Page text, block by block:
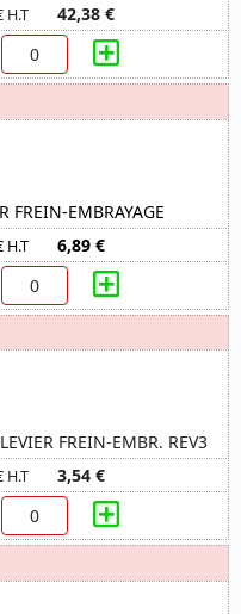
H.T 42,38 €
FREIN-EMBRAYAGE
H.T 6,89 €
FREIN-EMBR. REV3
H.T 3,54 €